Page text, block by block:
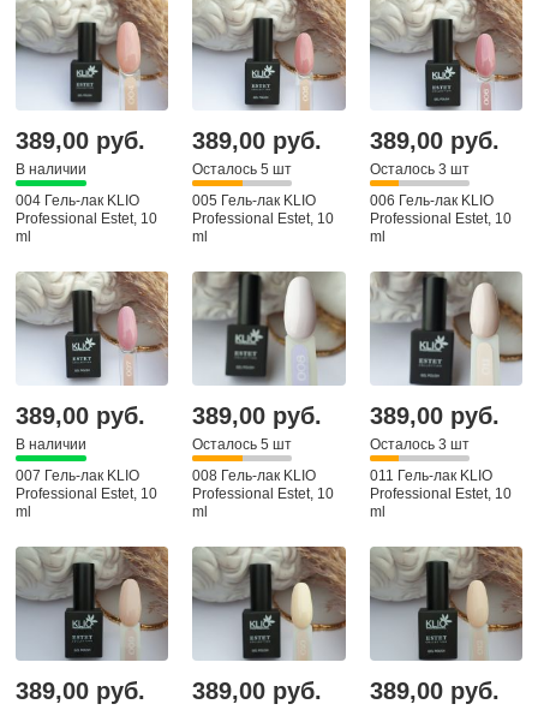
389,00 руб.
В наличии
004 Гель-лак KLIO
Professional Estet, 10
ml
389,00 руб.
Осталось 5 шт
005 Гель-лак KLIO
Professional Estet, 10
ml
389,00 руб.
Осталось 3 шт
006 Гель-лак KLIO
Professional Estet, 10
ml
389,00 руб.
В наличии
007 Гель-лак KLIO
Professional Estet, 10
ml
389,00 руб.
Осталось 5 шт
008 Гель-лак KLIO
Professional Estet, 10
ml
389,00 руб.
Осталось 3 шт
011 Гель-лак KLIO
Professional Estet, 10
ml
389,00 руб. 389,00 руб. 389,00 руб.